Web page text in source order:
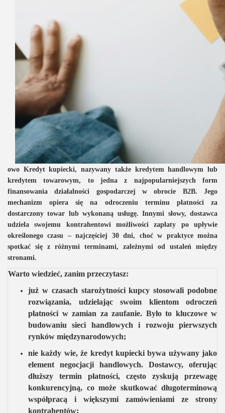
owo Kredyt kupiecki, nazywany także kredytem handlowym lub
kredytem towarowym, to jedna z najpopularniejszych form
finansowania działalności gospodarczej w obrocie B2B. Jego
mechanizm opiera się na odroczeniu terminu płatności za
dostarczony towar lub wykonaną usługę. Innymi słowy, dostawca
udziela swojemu kontrahentowi możliwości zapłaty po upływie
określonego czasu – najczęściej 30 dni, choć w praktyce można
spotkać się z różnymi terminami, zależnymi od ustaleń między
stronami.
Warto wiedzieć, zanim przeczytasz:
już w czasach starożytności kupcy stosowali podobne
rozwiązania, udzielając swoim klientom odroczeń
płatności w zamian za zaufanie. Było to kluczowe w
budowaniu sieci handlowych i rozwoju pierwszych
rynków międzynarodowych;
nie każdy wie, że kredyt kupiecki bywa używany jako
element negocjacji handlowych. Dostawcy, oferując
dłuższy termin płatności, często zyskują przewagę
konkurencyjną, co może skutkować długoterminową
współpracą i większymi zamówieniami ze strony
kontrahentów;